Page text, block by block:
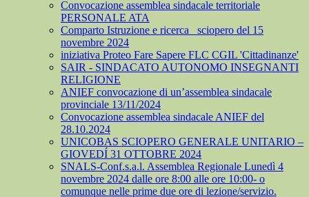
Convocazione assemblea sindacale territoriale
PERSONALE ATA
Comparto Istruzione e ricerca_ sciopero del 15
novembre 2024
iniziativa Proteo Fare Sapere FLC CGIL 'Cittadinanze'
SAIR - SINDACATO AUTONOMO INSEGNANTI
RELIGIONE
ANIEF convocazione di un’assemblea sindacale
provinciale 13/11/2024
Convocazione assemblea sindacale ANIEF del
28.10.2024
UNICOBAS SCIOPERO GENERALE UNITARIO –
GIOVEDÍ 31 OTTOBRE 2024
SNALS-Conf.s.a.l. Assemblea Regionale Lunedì 4
novembre 2024 dalle ore 8:00 alle ore 10:00- o
comunque nelle prime due ore di lezione/servizio.